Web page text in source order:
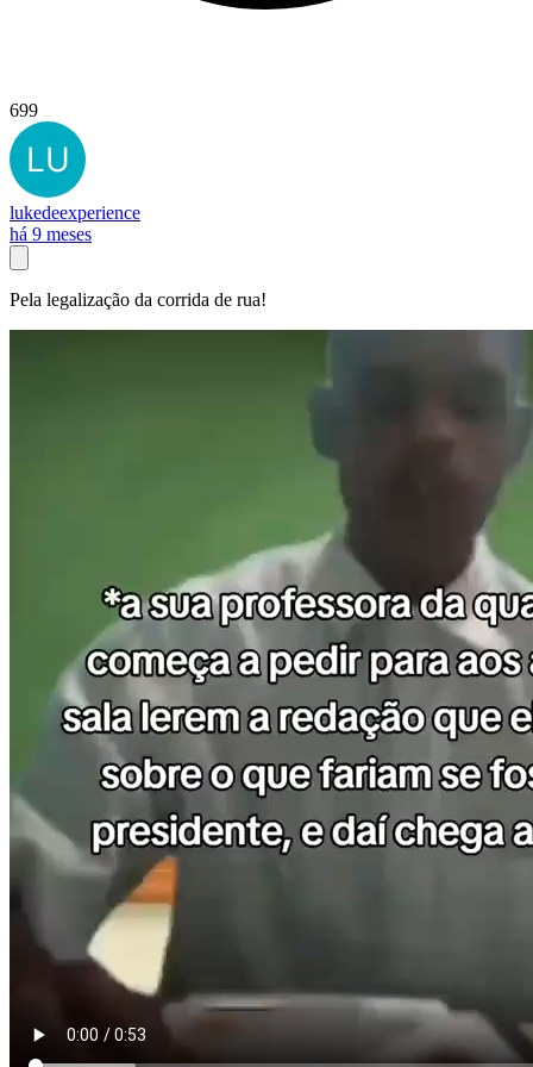
699
lukedeexperience
há 9 meses
Pela legalização da corrida de rua!